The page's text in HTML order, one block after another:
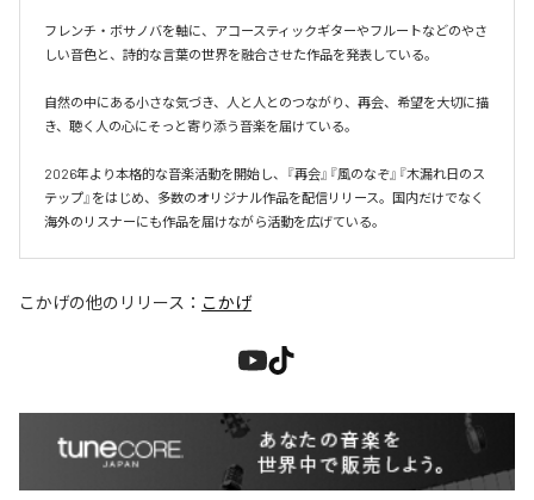
フレンチ・ボサノバを軸に、アコースティックギターやフルートなどのやさ
しい音色と、詩的な言葉の世界を融合させた作品を発表している。
自然の中にある小さな気づき、人と人とのつながり、再会、希望を大切に描
き、聴く人の心にそっと寄り添う音楽を届けている。
2026年より本格的な音楽活動を開始し、『再会』『風のなぞ』『木漏れ日のス
テップ』をはじめ、多数のオリジナル作品を配信リリース。国内だけでなく
海外のリスナーにも作品を届けながら活動を広げている。
こかげの他のリリース： こかげ